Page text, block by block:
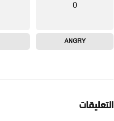
0
ANGRY
التعليقات